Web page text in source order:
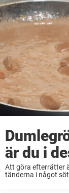
är du i
Att göra efterrätter
tänderna i något